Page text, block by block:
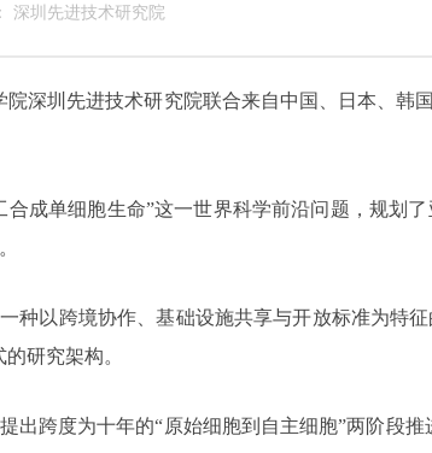
深圳先进技术研究院
院深圳先进技术研究院联合来自中国、日本、
合成单细胞生命”这一世界科学前沿问题，规划
种以跨境协作、基础设施共享与开放标准为特
研究架构。
出跨度为十年的“原始细胞到自主细胞”两阶段